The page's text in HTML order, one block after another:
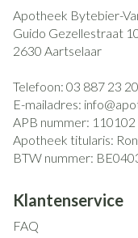
Apotheek Bytebier-
Guido Gezellestraat
2630 Aartselaar
Telefoon: 03 887 23 20
E-mailadres: info@
APB nummer: 110102
Apotheek titularis:
BTW nummer:
Klantenservice
FAQ